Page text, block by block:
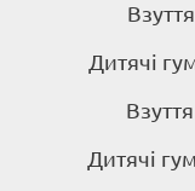
Дитячі
Дитячі